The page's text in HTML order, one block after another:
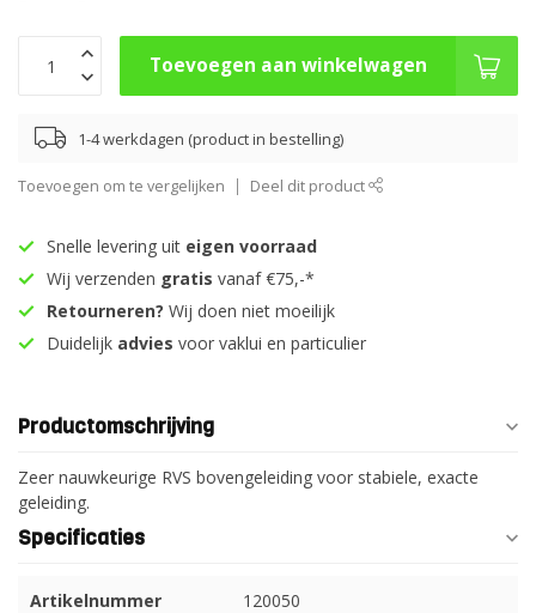
Toevoegen aan winkelwagen
1-4 werkdagen (product in bestelling)
Toevoegen om te vergelijken Deel dit product
Snelle levering uit eigen voorraad
Wij verzenden gratis vanaf €75,-*
Retourneren? Wij doen niet moeilijk
Duidelijk advies voor vaklui en particulier
Productomschrijving
Zeer nauwkeurige RVS bovengeleiding voor stabiele, exacte
geleiding.
Specificaties
Artikelnummer 120050